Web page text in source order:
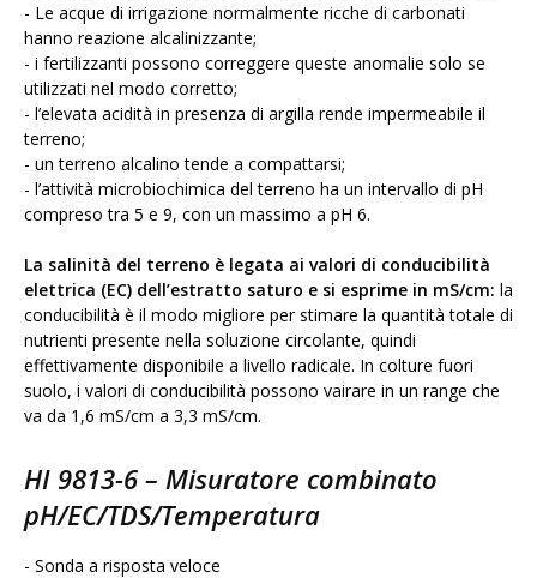
- Le acque di irrigazione normalmente ricche di carbonati
hanno reazione alcalinizzante;
- i fertilizzanti possono correggere queste anomalie solo se
utilizzati nel modo corretto;
- l’elevata acidità in presenza di argilla rende impermeabile il
terreno;
- un terreno alcalino tende a compattarsi;
- l’attività microbiochimica del terreno ha un intervallo di pH
compreso tra 5 e 9, con un massimo a pH 6.
La salinità del terreno è legata ai valori di conducibilità
elettrica (EC) dell’estratto saturo e si esprime in mS/cm: la
conducibilità è il modo migliore per stimare la quantità totale di
nutrienti presente nella soluzione circolante, quindi
effettivamente disponibile a livello radicale. In colture fuori
suolo, i valori di conducibilità possono vairare in un range che
va da 1,6 mS/cm a 3,3 mS/cm.
HI 9813-6 – Misuratore combinato
pH/EC/TDS/Temperatura
- Sonda a risposta veloce